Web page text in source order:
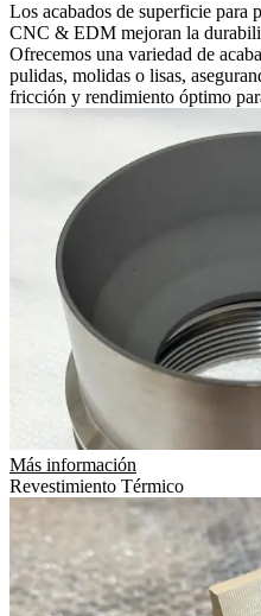
Los acabados de superficie para
CNC & EDM mejoran la
Ofrecemos una variedad de
pulidas, molidas o lisas,
fricción y rendimiento óptimo
Más información
Revestimiento Térmico